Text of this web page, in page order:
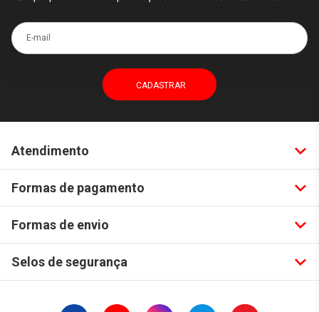
E-mail
Atendimento
Formas de pagamento
Formas de envio
Selos de segurança